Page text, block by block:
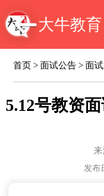
大牛教育
首页 >面试公告 >面
5.12号教资
发布